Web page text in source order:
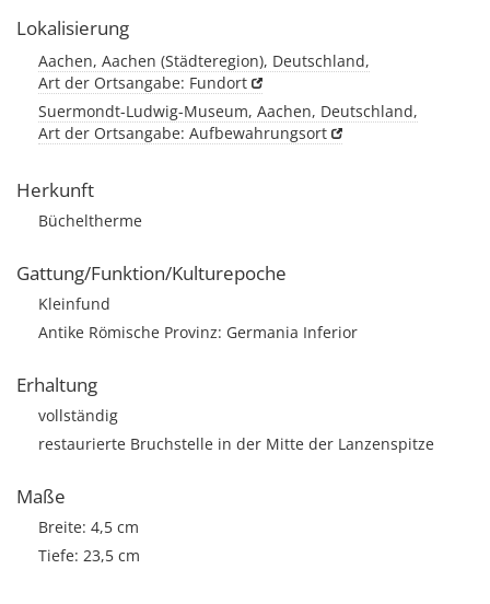
Lokalisierung
Aachen, Aachen (Städteregion), Deutschland,
Art der Ortsangabe: Fundort
Suermondt-Ludwig-Museum, Aachen, Deutschland,
Art der Ortsangabe: Aufbewahrungsort
Herkunft
Bücheltherme
Gattung/Funktion/Kulturepoche
Kleinfund
Antike Römische Provinz: Germania Inferior
Erhaltung
vollständig
restaurierte Bruchstelle in der Mitte der Lanzenspitze
Maße
Breite: 4,5 cm
Tiefe: 23,5 cm